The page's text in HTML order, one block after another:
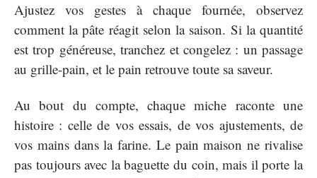
Ajustez vos gestes à chaque fournée, observez
comment la pâte réagit selon la saison. Si la quantité
est trop généreuse, tranchez et congelez : un passage
au grille-pain, et le pain retrouve toute sa saveur.
Au bout du compte, chaque miche raconte une
histoire : celle de vos essais, de vos ajustements, de
vos mains dans la farine. Le pain maison ne rivalise
pas toujours avec la baguette du coin, mais il porte la